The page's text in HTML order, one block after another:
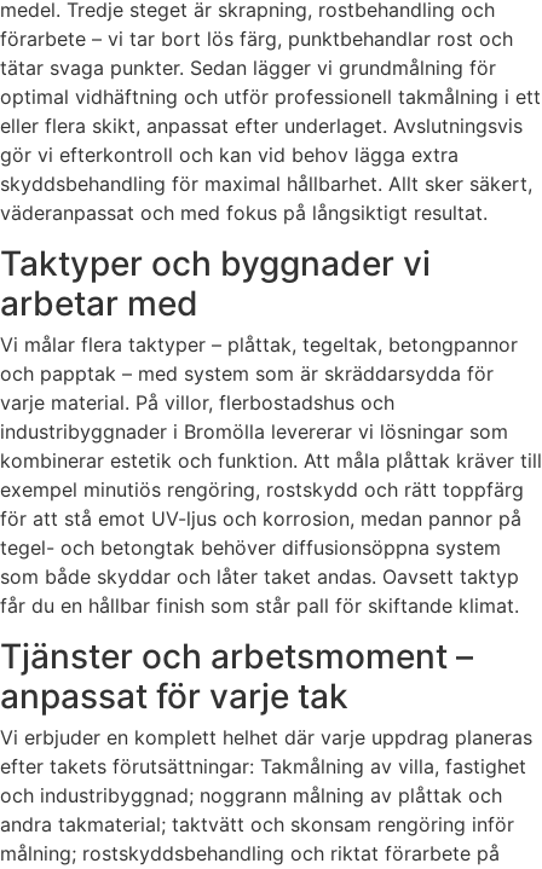
medel. Tredje steget är skrapning, rostbehandling och
förarbete – vi tar bort lös färg, punktbehandlar rost och
tätar svaga punkter. Sedan lägger vi grundmålning för
optimal vidhäftning och utför professionell takmålning i ett
eller flera skikt, anpassat efter underlaget. Avslutningsvis
gör vi efterkontroll och kan vid behov lägga extra
skyddsbehandling för maximal hållbarhet. Allt sker säkert,
väderanpassat och med fokus på långsiktigt resultat.
Taktyper och byggnader vi
arbetar med
Vi målar flera taktyper – plåttak, tegeltak, betongpannor
och papptak – med system som är skräddarsydda för
varje material. På villor, flerbostadshus och
industribyggnader i Bromölla levererar vi lösningar som
kombinerar estetik och funktion. Att måla plåttak kräver till
exempel minutiös rengöring, rostskydd och rätt toppfärg
för att stå emot UV-ljus och korrosion, medan pannor på
tegel- och betongtak behöver diffusionsöppna system
som både skyddar och låter taket andas. Oavsett taktyp
får du en hållbar finish som står pall för skiftande klimat.
Tjänster och arbetsmoment –
anpassat för varje tak
Vi erbjuder en komplett helhet där varje uppdrag planeras
efter takets förutsättningar: Takmålning av villa, fastighet
och industribyggnad; noggrann målning av plåttak och
andra takmaterial; taktvätt och skonsam rengöring inför
målning; rostskyddsbehandling och riktat förarbete på